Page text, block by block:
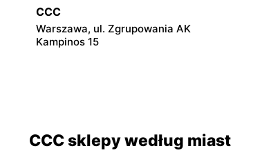
CCC
Warszawa, ul. Zgrupowania AK
Kampinos 15
CCC
CCC sklepy według miast